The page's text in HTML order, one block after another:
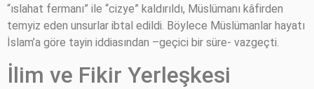
“ıslahat fermanı” ile “cizye” kaldırıldı, Müslümanı kâfirden
temyiz eden unsurlar ibtal edildi. Böylece Müslümanlar hayatı
İslam’a göre tayin iddiasından –geçici bir süre- vazgeçti.
İlim ve Fikir Yerleşkesi